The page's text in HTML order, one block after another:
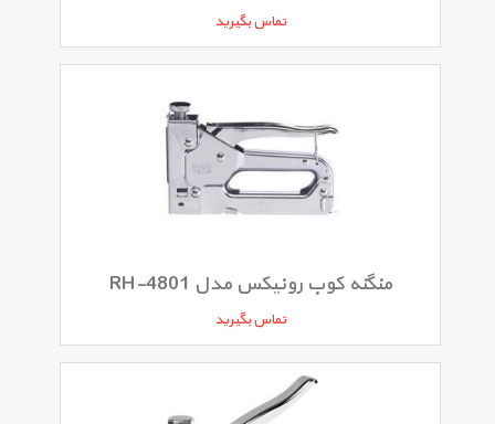
تماس بگیرید
منگنه کوب رونیکس مدل RH-4801
تماس بگیرید